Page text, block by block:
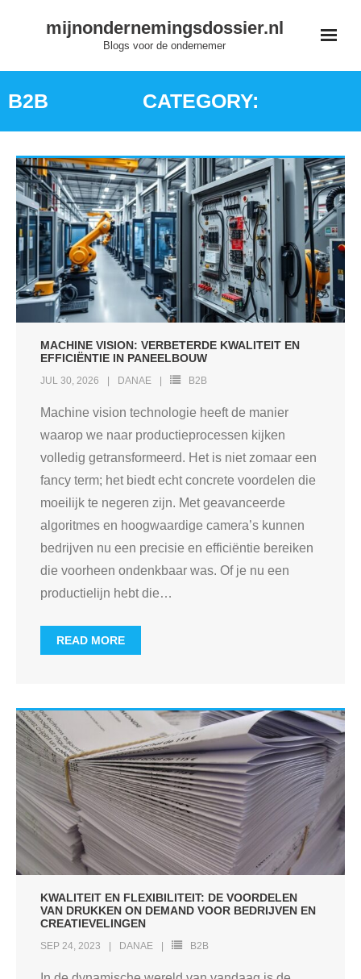
mijnondernemingsdossier.nl
Blogs voor de ondernemer
CATEGORY:
B2B
MACHINE VISION: VERBETERDE KWALITEIT EN
EFFICIËNTIE IN PANEELBOUW
JUL 30, 2026 DANAE B2B
Machine vision technologie heeft de manier
waarop we naar productieprocessen kijken
volledig getransformeerd. Het is niet zomaar een
fancy term; het biedt echt concrete voordelen die
moeilijk te negeren zijn. Met geavanceerde
algoritmes en hoogwaardige camera’s kunnen
bedrijven nu een precisie en efficiëntie bereiken
die voorheen ondenkbaar was. Of je nu een
productielijn hebt die…
READ MORE
KWALITEIT EN FLEXIBILITEIT: DE VOORDELEN
VAN DRUKKEN ON DEMAND VOOR BEDRIJVEN EN
CREATIEVELINGEN
SEP 24, 2023 DANAE B2B